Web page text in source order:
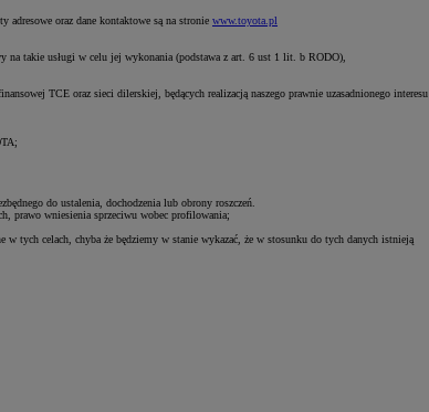
adresowe oraz dane kontaktowe są na stronie www.toyota.pl
na takie usługi w celu jej wykonania (podstawa z art. 6 ust 1 lit. b RODO),
TCE oraz sieci dilerskiej, będących realizacją naszego prawnie uzasadnionego interesu
do ustalenia, dochodzenia lub obrony roszczeń.
prawo wniesienia sprzeciwu wobec profilowania;
w tych celach, chyba że będziemy w stanie wykazać, że w stosunku do tych danych istnieją